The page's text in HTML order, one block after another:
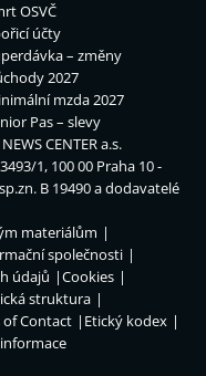
OSVČ
účty
– změny
2027
mzda 2027
Pas – slevy
CENTER a.s.
1, 100 00 Praha 10 -
B 19490 a dodavatelé
materiálům
společnosti
údajů
Cookies
struktura
Contact
Etický kodex